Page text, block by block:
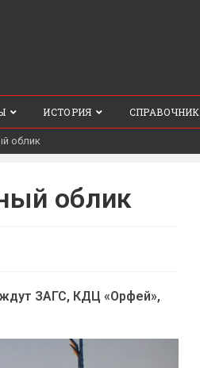
ИСТОРИЯ СПРАВОЧНИК
облик
облик
ЗАГС, КДЦ «Орфей»,